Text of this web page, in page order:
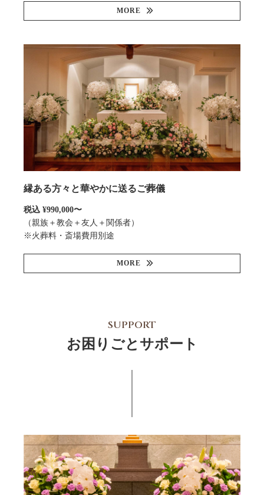
MORE
縁ある方々と華やかに送るご葬儀
税込 ¥990,000〜
（親族＋教会＋友人＋関係者）
※火葬料・斎場費用別途
MORE
SUPPORT
お困りごとサポート